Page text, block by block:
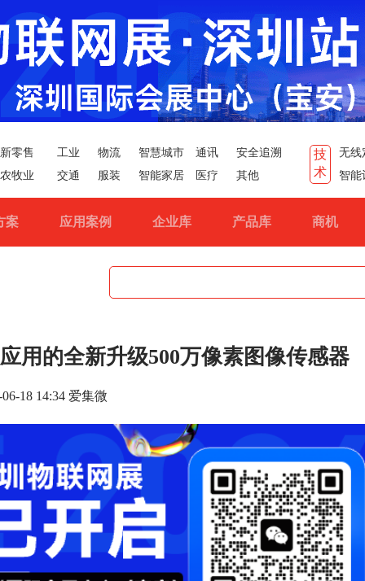
新零售 工业 物流 智慧城市 通讯
安全追溯
农牧业
交通 服装 智能家居 医疗 其他
技
术
无线
智能
案 应用案例 企业库 产品库 商机
用的全新升级500万像素图像传感器
06-18 14:34 爱集微